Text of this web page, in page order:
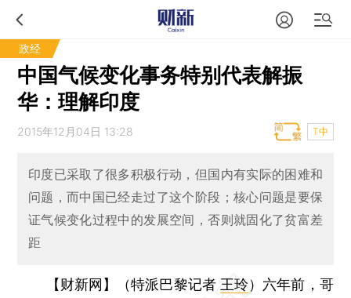
政经
中国气候变化事务特别代表解振
华：理解印度
2015年12月04日 13:28 T中
印度已采取了很多积极行动，但国内有实际的困难和
问题，而中国已经走过了这个阶段；核心问题是要保
证气候变化过程中的发展空间，否则就固化了贫富差
距
【财新网】（特派巴黎记者 王玲） 六年前，哥